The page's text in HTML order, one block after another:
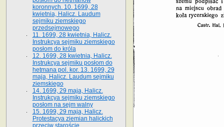
koronnych. 10. 1699, 28
kwietnia, Halicz. Laudum
sejmiku ziemskiego
przedsejmowego
11. 1699, 28 kwietnia, Halicz.
Instrukcya sejmiku ziemskiego
posłom do króla
12. 1699, 28 kwietnia, Halicz.
Instrukcya sejmiku posłom do
hetmana pol. kor. 13. 1699, 29
maja, Halicz. Laudum sejmiku
ziemskiego
14. 1699, 29 maja, Halicz.
Instrukcya sejmiku ziemskiego
posłom na sejm walny
15. 1699, 29 maja, Halicz.
Protestacya ziemian halickich
przeciw staroście